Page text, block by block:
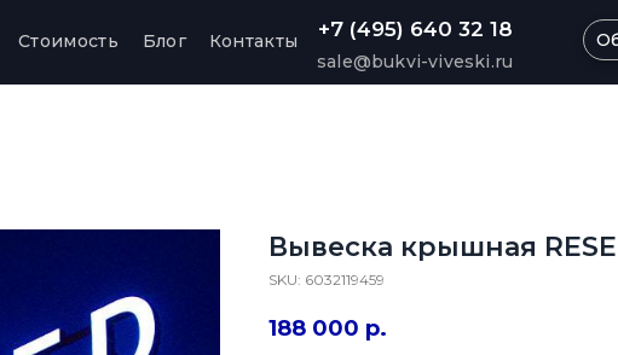
Стоимость Блог Контакты +7 (495) 640 32 18
sale@bukvi-viveski.ru
Вывеска крышная
SKU: 6032119459
188 000 р.